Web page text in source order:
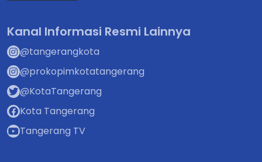
Kanal Informasi Resmi Lainnya
@tangerangkota
@prokopimkotatangerang
@KotaTangerang
Kota Tangerang
Tangerang TV